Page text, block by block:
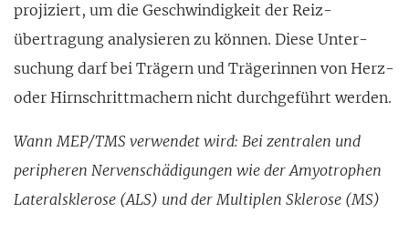
projiziert, um die Geschwin­digkeit der Reiz­
übertragung an­alysieren zu können. Diese Unter­
suchung darf bei Trägern und Trägerinnen von Herz-
oder Hirn­schrittmachern nicht durch­geführt werden.
Wann MEP/TMS verwendet wird: Bei zentralen und
peri­pheren Nervenschä­digungen wie der Amyo­trophen
Lateral­sklerose (ALS) und der Multiplen Skle­rose (MS)